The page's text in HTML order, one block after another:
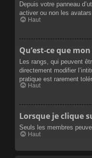
Depuis votre panneau
activer ou non les
Haut
Qu’est-ce que
Les rangs, qui peuvent
directement modifier
pratique est rarement
Haut
Lorsque je clique
Seuls les membres
Haut